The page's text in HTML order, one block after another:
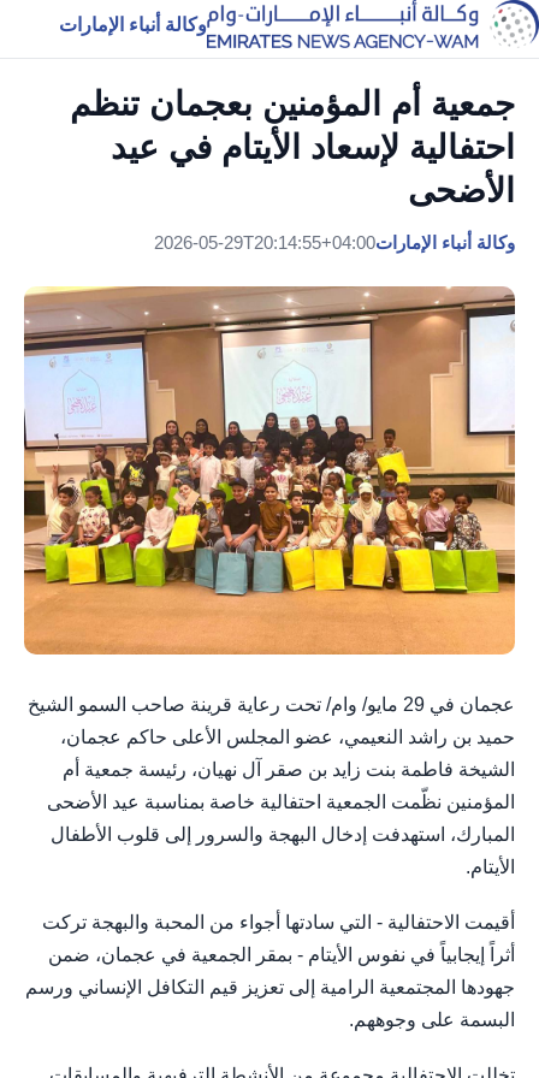
وكالة أنباء الإمارات
جمعية أم المؤمنين بعجمان تنظم
احتفالية لإسعاد الأيتام في عيد
الأضحى
وكالة أنباء الإمارات2026-05-29T20:14:55+04:00
عجمان في 29 مايو/ وام/ تحت رعاية قرينة صاحب السمو الشيخ
حميد بن راشد النعيمي، عضو المجلس الأعلى حاكم عجمان،
الشيخة فاطمة بنت زايد بن صقر آل نهيان، رئيسة جمعية أم
المؤمنين نظّمت الجمعية احتفالية خاصة بمناسبة عيد الأضحى
المبارك، استهدفت إدخال البهجة والسرور إلى قلوب الأطفال
الأيتام.
أقيمت الاحتفالية - التي سادتها أجواء من المحبة والبهجة تركت
أثراً إيجابياً في نفوس الأيتام - بمقر الجمعية في عجمان، ضمن
جهودها المجتمعية الرامية إلى تعزيز قيم التكافل الإنساني ورسم
البسمة على وجوههم.